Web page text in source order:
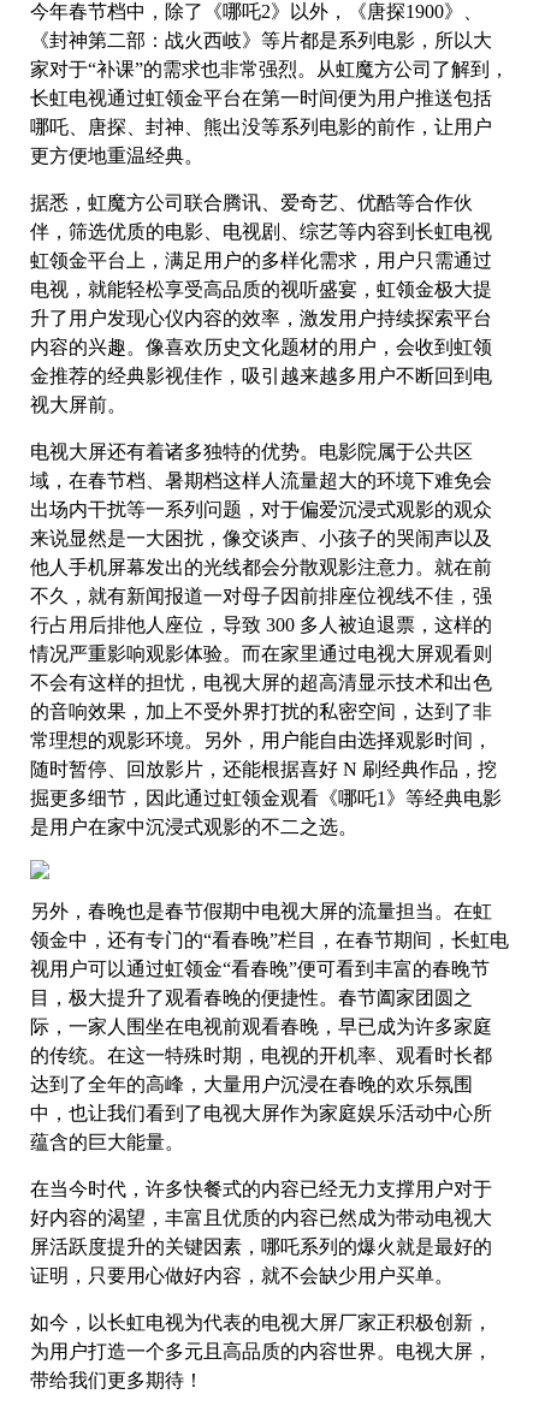
今年春节档中，除了《哪吒2》以外，《唐探1900》、
《封神第二部：战火西岐》等片都是系列电影，所以大
家对于“补课”的需求也非常强烈。从虹魔方公司了解到，
长虹电视通过虹领金平台在第一时间便为用户推送包括
哪吒、唐探、封神、熊出没等系列电影的前作，让用户
更方便地重温经典。
据悉，虹魔方公司联合腾讯、爱奇艺、优酷等合作伙
伴，筛选优质的电影、电视剧、综艺等内容到长虹电视
虹领金平台上，满足用户的多样化需求，用户只需通过
电视，就能轻松享受高品质的视听盛宴，虹领金极大提
升了用户发现心仪内容的效率，激发用户持续探索平台
内容的兴趣。像喜欢历史文化题材的用户，会收到虹领
金推荐的经典影视佳作，吸引越来越多用户不断回到电
视大屏前。
电视大屏还有着诸多独特的优势。电影院属于公共区
域，在春节档、暑期档这样人流量超大的环境下难免会
出场内干扰等一系列问题，对于偏爱沉浸式观影的观众
来说显然是一大困扰，像交谈声、小孩子的哭闹声以及
他人手机屏幕发出的光线都会分散观影注意力。就在前
不久，就有新闻报道一对母子因前排座位视线不佳，强
行占用后排他人座位，导致 300 多人被迫退票，这样的
情况严重影响观影体验。而在家里通过电视大屏观看则
不会有这样的担忧，电视大屏的超高清显示技术和出色
的音响效果，加上不受外界打扰的私密空间，达到了非
常理想的观影环境。另外，用户能自由选择观影时间，
随时暂停、回放影片，还能根据喜好 N 刷经典作品，挖
掘更多细节，因此通过虹领金观看《哪吒1》等经典电影
是用户在家中沉浸式观影的不二之选。
另外，春晚也是春节假期中电视大屏的流量担当。在虹
领金中，还有专门的“看春晚”栏目，在春节期间，长虹电
视用户可以通过虹领金“看春晚”便可看到丰富的春晚节
目，极大提升了观看春晚的便捷性。春节阖家团圆之
际，一家人围坐在电视前观看春晚，早已成为许多家庭
的传统。在这一特殊时期，电视的开机率、观看时长都
达到了全年的高峰，大量用户沉浸在春晚的欢乐氛围
中，也让我们看到了电视大屏作为家庭娱乐活动中心所
蕴含的巨大能量。
在当今时代，许多快餐式的内容已经无力支撑用户对于
好内容的渴望，丰富且优质的内容已然成为带动电视大
屏活跃度提升的关键因素，哪吒系列的爆火就是最好的
证明，只要用心做好内容，就不会缺少用户买单。
如今，以长虹电视为代表的电视大屏厂家正积极创新，
为用户打造一个多元且高品质的内容世界。电视大屏，
带给我们更多期待！